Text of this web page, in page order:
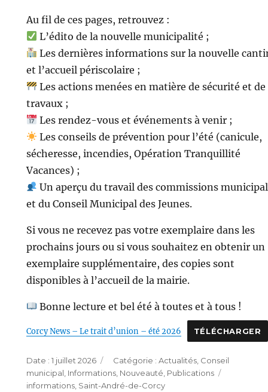
Au fil de ces pages, retrouvez :
L’édito de la nouvelle municipalité ;
Les dernières informations sur la nouvelle
et l’accueil périscolaire ;
Les actions menées en matière de sécurité et de
travaux ;
Les rendez-vous et événements à venir ;
Les conseils de prévention pour l’été (canicule,
sécheresse, incendies, Opération Tranquillité
Vacances) ;
Un aperçu du travail des commissions
et du Conseil Municipal des Jeunes.
Si vous ne recevez pas votre exemplaire dans les
prochains jours ou si vous souhaitez en obtenir un
exemplaire supplémentaire, des copies sont
disponibles à l’accueil de la mairie.
Bonne lecture et bel été à toutes et à tous !
Corcy News – Le trait d’union – été 2026 TÉLÉCHARGER
Publié
le
1 juillet 2026 Catégories
Actualités, Conseil
municipal Informations, Nouveauté Publications
informations, Saint-André-de-Corcy